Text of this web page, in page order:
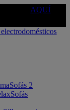
AQUÍ
Sofás 2
Sofás